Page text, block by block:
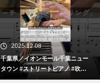
2025.12.08
千葉県／イオンモール千葉ニュー
タウン #ストリートピアノ #吹奏
楽